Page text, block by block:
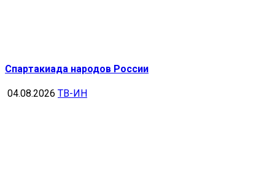
Спартакиада народов России
04.08.2026 ТВ-ИН